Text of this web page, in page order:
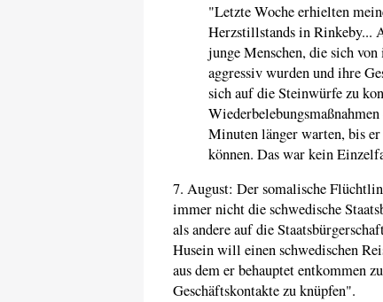
"Letzte Woche erhielten
Herzstillstands in Rinkeby...
junge Menschen, die sich
aggressiv wurden und ihre
sich auf die Steinwürfe zu
Minuten länger warten, bis
können. Das war kein
7. August: Der somalische
immer nicht die schwedische
als andere auf die
Husein will einen schwedischen
aus dem er behauptet entkommen
Geschäftskontakte zu knüpfen".